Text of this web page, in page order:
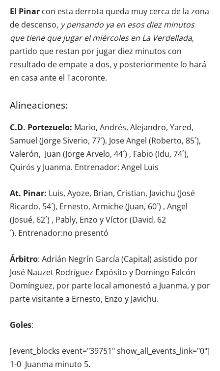
El Pinar con esta derrota queda muy cerca de la zona
de descenso, y pensando ya en esos diez minutos
que tiene que jugar el miércoles en La Verdellada,
partido que restan por jugar diez minutos con
resultado de empate a dos, y posteriormente lo hará
en casa ante el Tacoronte.
Alineaciones:
C.D. Portezuelo: Mario, Andrés, Alejandro, Yared,
Samuel (Jorge Siverio, 77´), Jose Angel (Roberto, 85´),
Valerón, Juan (Jorge Arvelo, 44´) , Fabio (Idu, 74´),
Quirós y Juanma. Entrenador: Angel Luis
At. Pinar: Luis, Ayoze, Brian, Cristian, Javichu (José
Ricardo, 54´), Ernesto, Armiche (Juan, 60´) , Angel
(Josué, 62´) , Pably, Enzo y Víctor (David, 62
´). Entrenador:no presentó
Árbitro: Adrián Negrín García (Capital) asistido por
José Nauzet Rodríguez Expósito y Domingo Falcón
Domínguez, por parte local amonestó a Juanma, y por
parte visitante a Ernesto, Enzo y Javichu.
Goles:
[event_blocks event="39751" show_all_events_link="0"]
1-0 Juanma minuto 5.